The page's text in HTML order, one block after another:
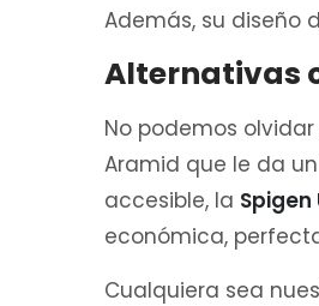
Además, su diseño
Alternativas
No podemos
Aramid que le da
accesible, la
económica,
Cualquiera sea